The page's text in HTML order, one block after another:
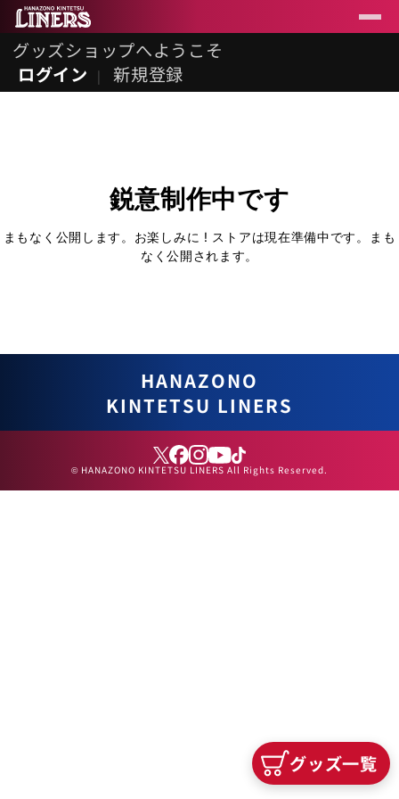
グッズショップへようこそ
ログイン
新規登録
鋭意制作中です
まもなく公開します。お楽しみに ! ストアは現在準備中です。まも
なく公開されます。
HANAZONO
KINTETSU LINERS
© HANAZONO KINTETSU LINERS All Rights Reserved.
グッズ一覧